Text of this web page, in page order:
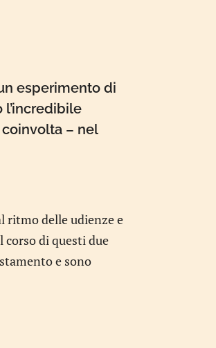
esperimento di
l’incredibile
– nel
ritmo delle udienze e
corso di questi due
e sono